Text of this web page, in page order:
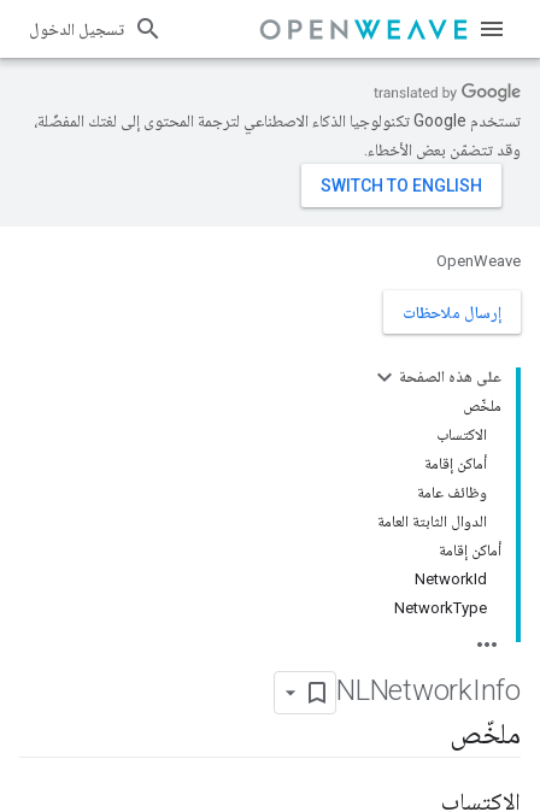
تسجيل الدخول
تستخدم Google تكنولوجيا الذكاء الاصطناعي لترجمة المحتوى إلى لغتك المفضّلة،
وقد تتضمّن بعض الأخطاء.
OpenWeave
إرسال ملاحظات
على هذه الصفحة
ملخّص
الاكتساب
أماكن إقامة
وظائف عامة
الدوال الثابتة العامة
أماكن إقامة
NetworkId
NetworkType
NLNetworkInfo
ملخّص
الاكتساب